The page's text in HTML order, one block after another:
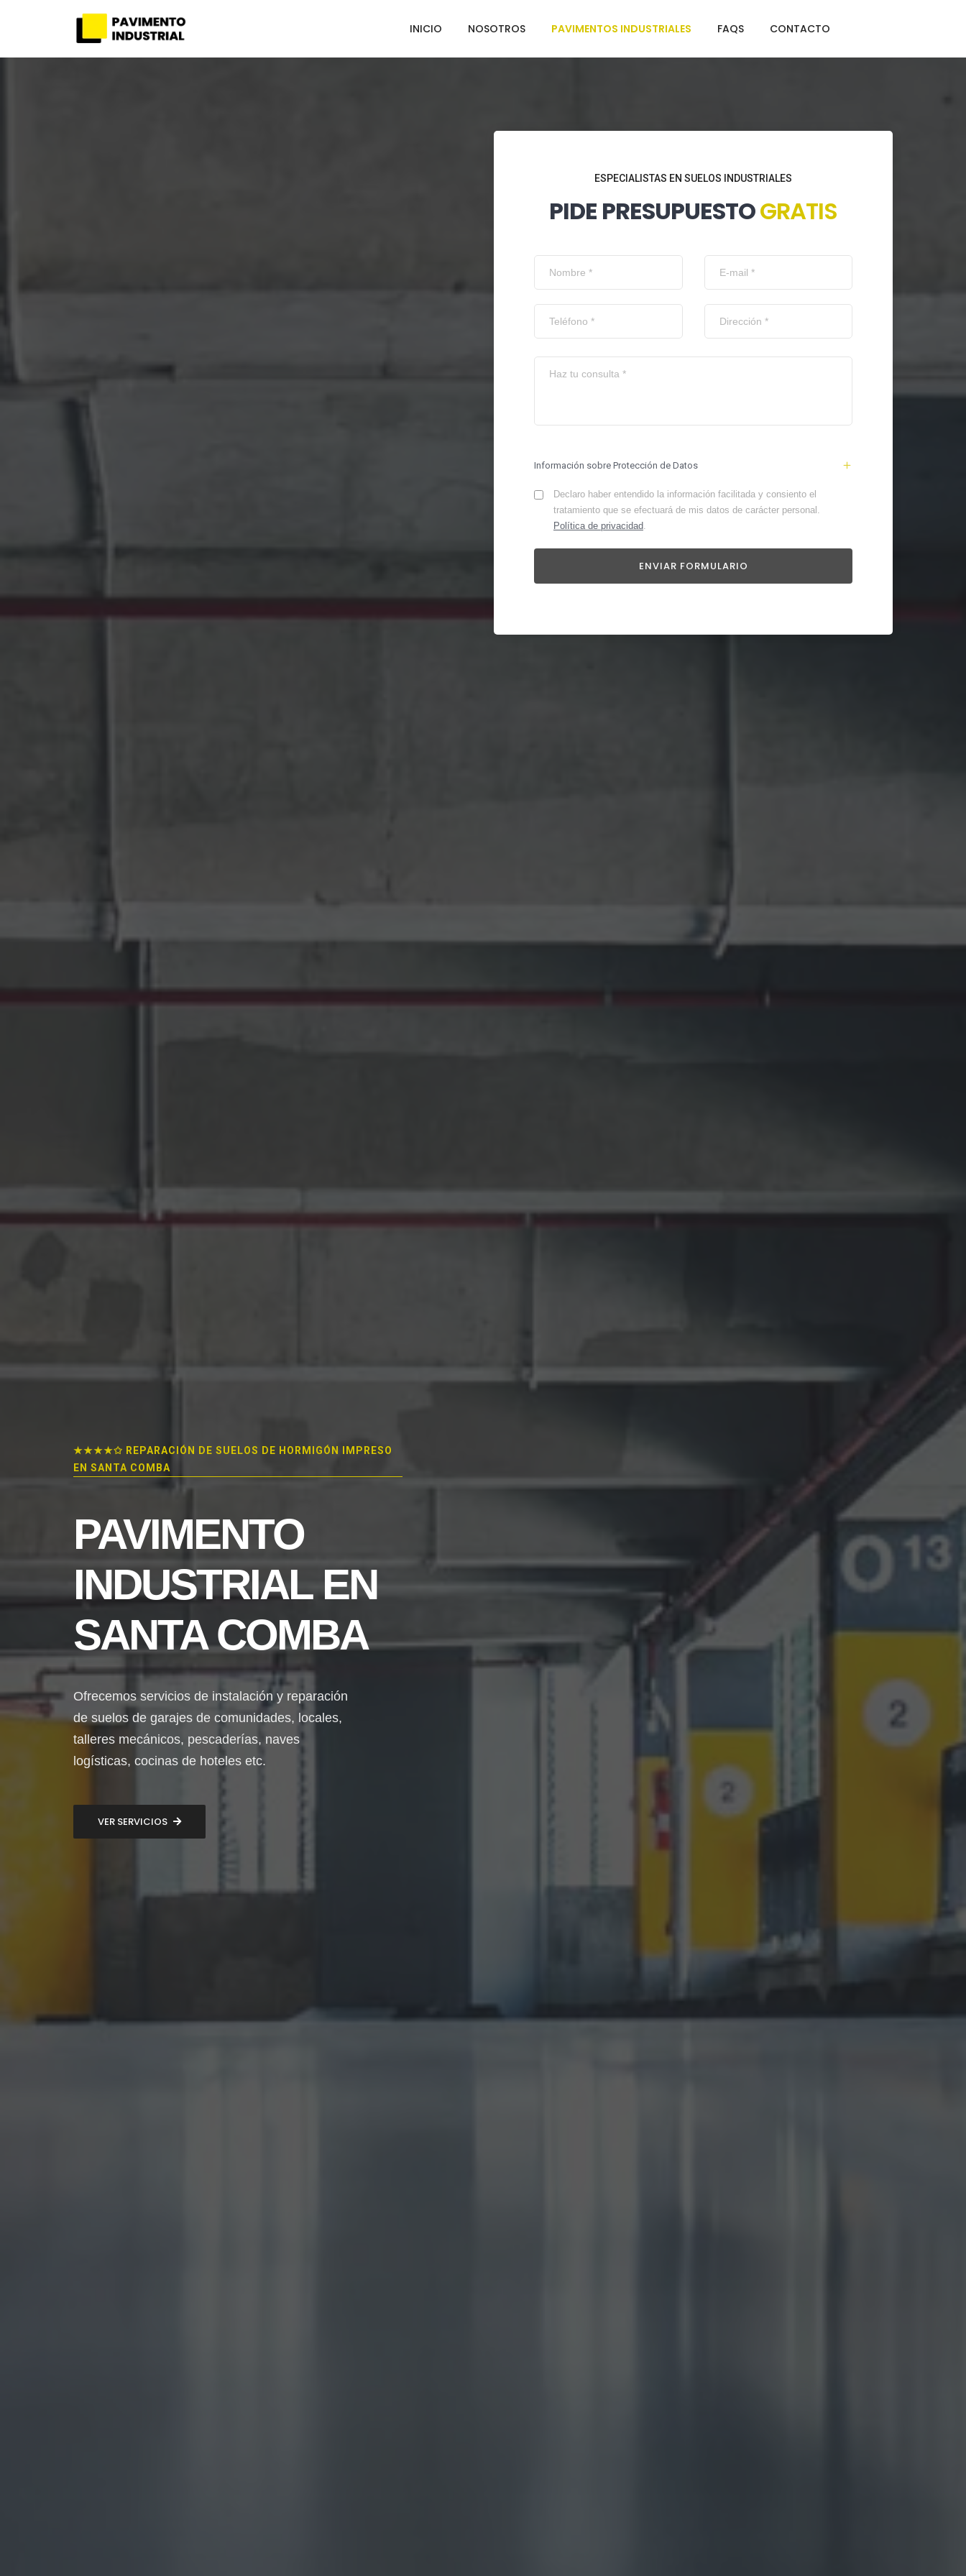
INICIO NOSOTROS PAVIMENTOS INDUSTRIALES FAQS CONTACTO
★★★★✩ REPARACIÓN DE SUELOS DE HORMIGÓN IMPRESO
EN SANTA COMBA
PAVIMENTO
INDUSTRIAL EN
SANTA COMBA
Ofrecemos servicios de instalación y reparación
de suelos de garajes de comunidades, locales,
talleres mecánicos, pescaderías, naves
logísticas, cocinas de hoteles etc.
VER SERVICIOS
ESPECIALISTAS EN SUELOS INDUSTRIALES
PIDE PRESUPUESTOGRATIS
Información sobre Protección de Datos
Declaro haber entendido la información facilitada y consiento el
tratamiento que se efectuará de mis datos de carácter personal.
Política de privacidad.